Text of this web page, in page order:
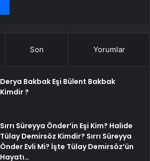
Son Yorumlar
Derya Bakbak Eşi Bülent Bakbak
Kimdir ?
Sırrı Süreyya Önder’in Eşi Kim? Halide
Tülay Demirsöz Kimdir? Sırrı Süreyya
Önder Evli Mi? İşte Tülay Demirsöz’ün
Hayatı…